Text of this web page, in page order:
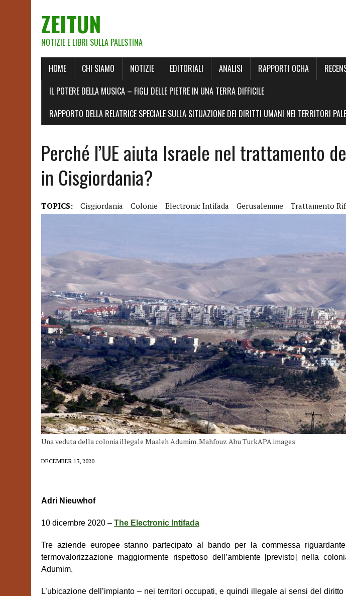
ZEITUN
NOTIZIE E LIBRI SULLA PALESTINA
HOME CHI SIAMO NOTIZIE EDITORIALI ANALISI RAPPORTI OCHA
IL POTERE DELLA MUSICA – FIGLI DELLE PIETRE IN UNA TERRA DIFFICILE
RAPPORTO DELLA RELATRICE SPECIALE SULLA SITUAZIONE DEI DIRITTI UMANI NEI TERRITORI
Perché l’UE aiuta Israele nel trattamento
in Cisgiordania?
TOPICS: Cisgiordania Colonie Electronic Intifada Gerusalemme Trattamento
Una veduta della colonia illegale Maaleh Adumim. Mahfouz Abu TurkAPA images
DECEMBER 13, 2020
Adri Nieuwhof
10 dicembre 2020 – The Electronic Intifada
Tre aziende europee stanno partecipato al bandoper la commessa
termovalorizzazione maggiormente rispettoso dell’ambiente [previsto] nella
Adumim.
L’ubicazione dell’impianto – nei territori occupati, e quindi illegale ai sensi del